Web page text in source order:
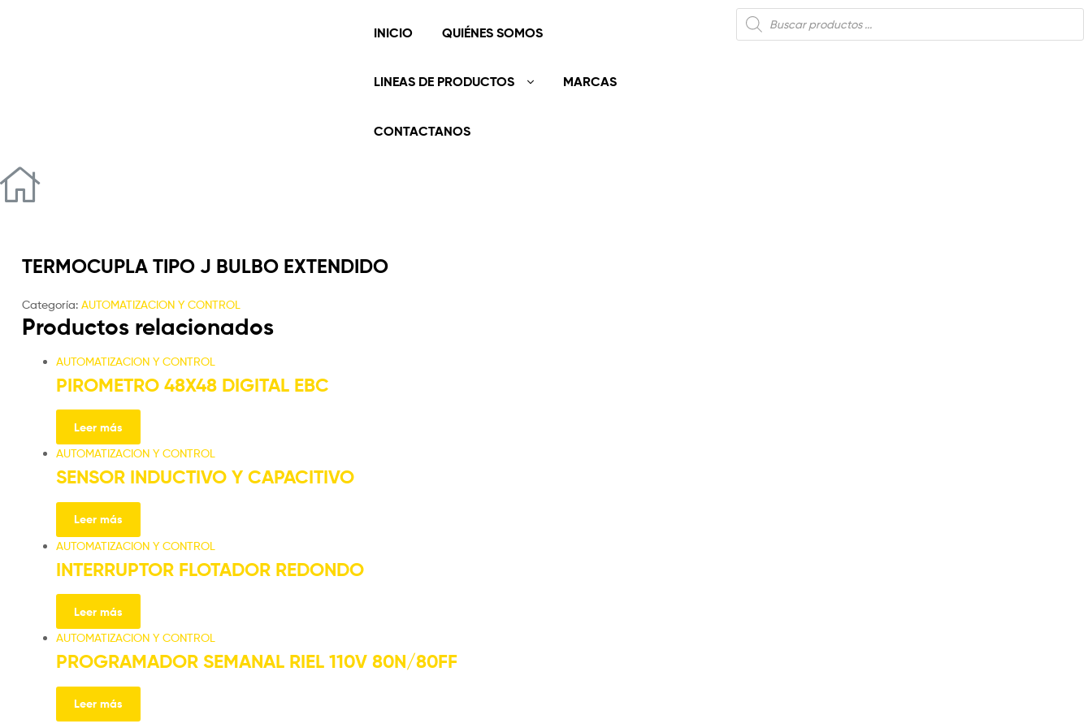
INICIO QUIÉNES SOMOS
LINEAS DE PRODUCTOS MARCAS
CONTACTANOS
TERMOCUPLA TIPO J BULBO EXTENDIDO
Categoría: AUTOMATIZACION Y CONTROL
Productos relacionados
AUTOMATIZACION Y CONTROL
PIROMETRO 48X48 DIGITAL EBC
Leer más
AUTOMATIZACION Y CONTROL
SENSOR INDUCTIVO Y CAPACITIVO
Leer más
AUTOMATIZACION Y CONTROL
INTERRUPTOR FLOTADOR REDONDO
Leer más
AUTOMATIZACION Y CONTROL
PROGRAMADOR SEMANAL RIEL 110V 80N/80FF
Leer más